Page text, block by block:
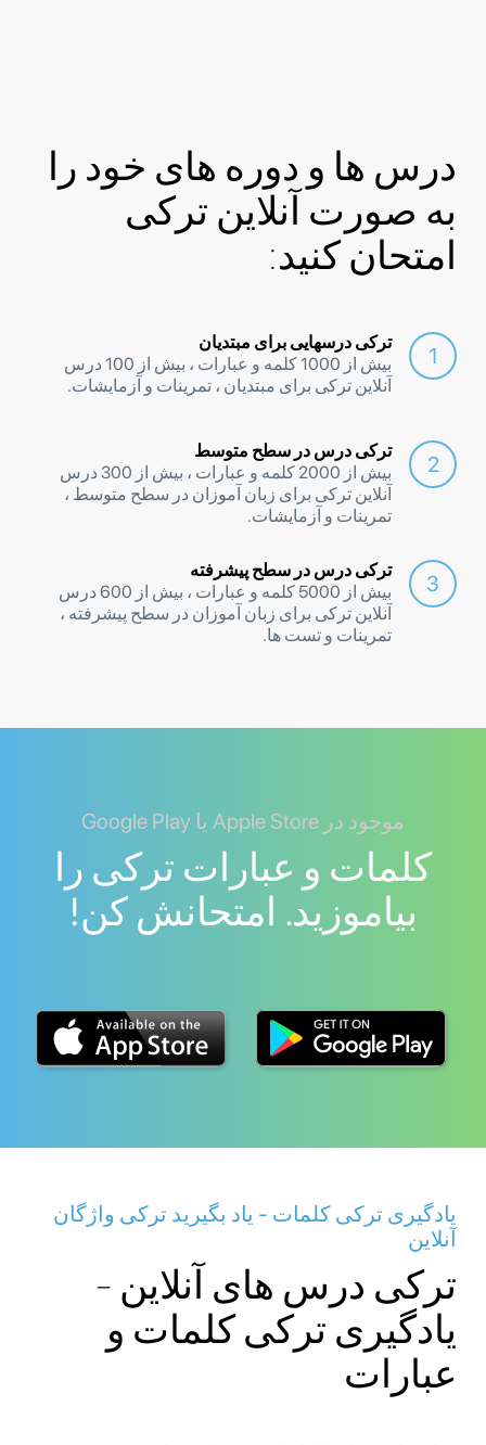
درس ها و دوره های خود را
به صورت آنلاین ترکی
امتحان کنید:
ترکی درسهایی برای مبتدیان
بیش از 1000 کلمه و عبارات ، بیش از 100 درس
آنلاین ترکی برای مبتدیان ، تمرینات و آزمایشات.
ترکی درس در سطح متوسط
بیش از 2000 کلمه و عبارات ، بیش از 300 درس
آنلاین ترکی برای زبان آموزان در سطح متوسط ​​،
تمرینات و آزمایشات.
ترکی درس در سطح پیشرفته
بیش از 5000 کلمه و عبارات ، بیش از 600 درس
آنلاین ترکی برای زبان آموزان در سطح پیشرفته ،
تمرینات و تست ها.
موجود در Apple Store یا Google Play
کلمات و عبارات ترکی را
بیاموزید. امتحانش کن!
یادگیری ترکی کلمات - یاد بگیرید ترکی واژگان
آنلاین
ترکی درس های آنلاین -
یادگیری ترکی کلمات و
عبارات